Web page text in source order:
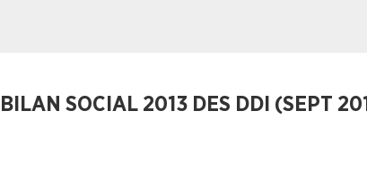
BILAN SOCIAL 2013 DES DDI (SEPT